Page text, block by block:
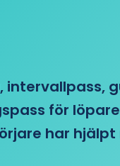
intervallpass,
för
har